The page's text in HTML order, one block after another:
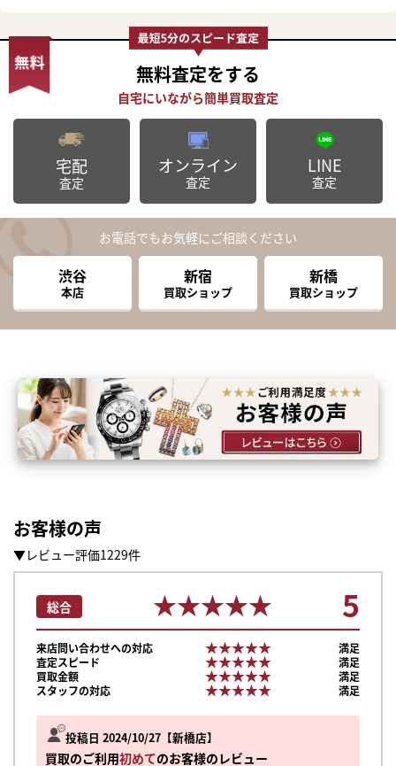
無料査定をする
宅配
査定
オンライン
査定
LINE
査定
お電話でもお気軽にご相談ください
渋谷
本店
新宿
買取ショップ
新橋
買取ショップ
お客様の声
▼レビュー評価1229件
投稿日 2024/10/27 新橋店
買取のご利用初めてのお客様のレビュー
総合 ★★★★★
★★★★★ 5
来店問い合わせへの対応 ★★★★★
★★★★★
満足
査定スピード
★★★★★
★★★★★
満足
買取金額
★★★★★
★★★★★
満足
スタッフの対応
★★★★★
★★★★★ 満足